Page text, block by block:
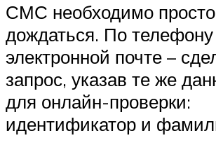
СМС необходимо просто
дождаться. По
электронной почте –
запрос, указав те же
для онлайн-проверки:
идентификатор и